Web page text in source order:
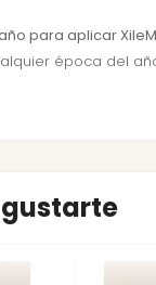
para aplicar
época del